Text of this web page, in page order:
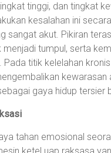
tinggi, dan tingkat
kesalahan ini
sangat akut. Pikiran
tumpul, serta
titik kelelahan kronis
kewarasan
gaya hidup tersier
tahan emosional